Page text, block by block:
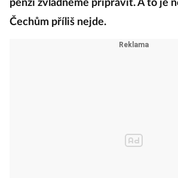
penzi zvládneme připravit. A to je
Čechům příliš nejde.